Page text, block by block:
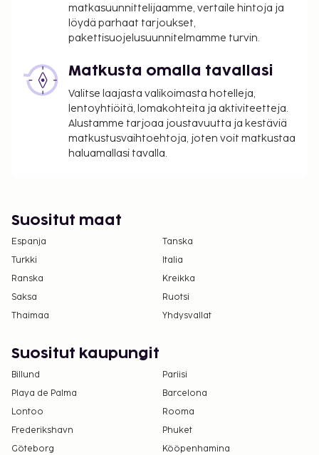
matkasuunnittelijaamme, vertaile hintoja ja
löydä parhaat tarjoukset,
pakettisuojelusuunnitelmamme turvin.
Matkusta omalla tavallasi
Valitse laajasta valikoimasta hotelleja,
lentoyhtiöitä, lomakohteita ja aktiviteetteja.
Alustamme tarjoaa joustavuutta ja kestäviä
matkustusvaihtoehtoja, joten voit matkustaa
haluamallasi tavalla.
Suositut maat
Espanja
Tanska
Turkki
Italia
Ranska
Kreikka
Saksa
Ruotsi
Thaimaa
Yhdysvallat
Suositut kaupungit
Billund
Pariisi
Playa de Palma
Barcelona
Lontoo
Rooma
Frederikshavn
Phuket
Göteborg
Kööpenhamina